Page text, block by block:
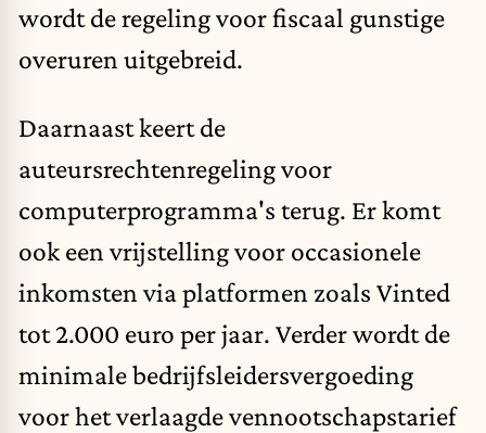
wordt de regeling voor fiscaal gunstige
overuren uitgebreid.
Daarnaast keert de
auteursrechtenregeling voor
computerprogramma's terug. Er komt
ook een vrijstelling voor occasionele
inkomsten via platformen zoals Vinted
tot 2.000 euro per jaar. Verder wordt de
minimale bedrijfsleidersvergoeding
voor het verlaagde vennootschapstarief